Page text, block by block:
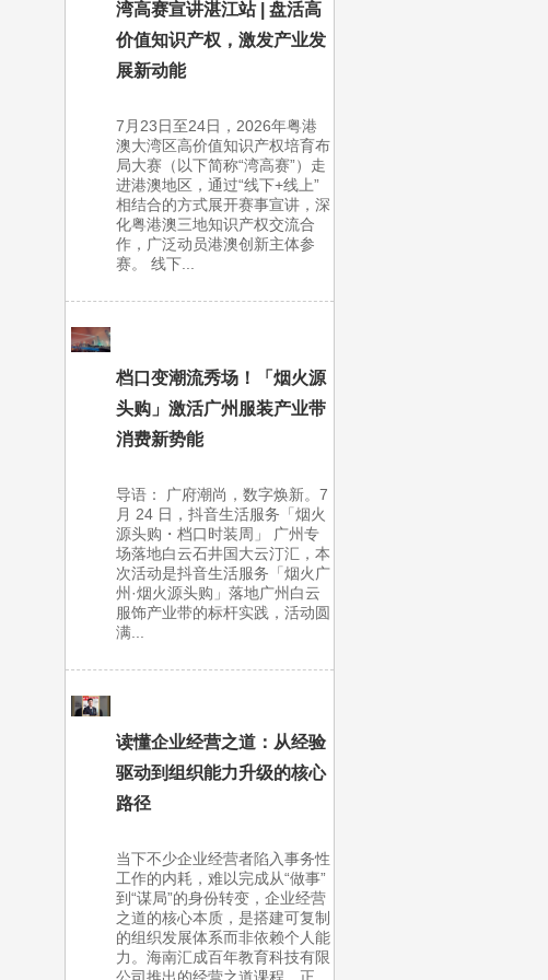
湾高赛宣讲湛江站 | 盘活高
价值知识产权，激发产业发
展新动能
7月23日至24日，2026年粤港
澳大湾区高价值知识产权培育布
局大赛（以下简称“湾高赛”）走
进港澳地区，通过“线下+线上”
相结合的方式展开赛事宣讲，深
化粤港澳三地知识产权交流合
作，广泛动员港澳创新主体参
赛。 线下...
档口变潮流秀场！「烟火源
头购」激活广州服装产业带
消费新势能
导语： 广府潮尚，数字焕新。7
月 24 日，抖音生活服务「烟火
源头购・档口时装周」 广州专
场落地白云石井国大云汀汇，本
次活动是抖音生活服务「烟火广
州·烟火源头购」落地广州白云
服饰产业带的标杆实践，活动圆
满...
读懂企业经营之道：从经验
驱动到组织能力升级的核心
路径
当下不少企业经营者陷入事务性
工作的内耗，难以完成从“做事”
到“谋局”的身份转变，企业经营
之道的核心本质，是搭建可复制
的组织发展体系而非依赖个人能
力。海南汇成百年教育科技有限